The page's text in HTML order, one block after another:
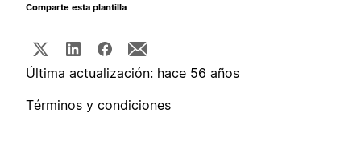
Comparte esta plantilla
Última actualización: hace 56 años
Términos y condiciones